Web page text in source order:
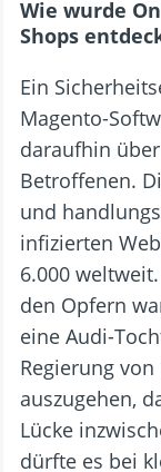
Wie wurde
Shops
Ein
Magento-
daraufhin
Betroffenen.
und
infizierten
6.000
den Opfern
eine Audi-
Regierung
auszugehen,
Lücke
dürfte es bei